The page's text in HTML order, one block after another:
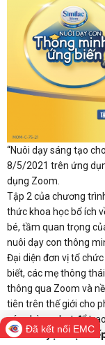
“Nuôi dạy sáng tạo
8/5/2021 trên ứng
dụng Zoom.
Tập 2 của chương
thức khoa học bổ ích
bé, tầm quan trọng
nuôi dạy con thông
Đại diện đơn vị tổ
biết, các mẹ thông
thông qua Zoom và
tiên trên thế giới cho
các phòng chat để
Trò chuyện trực
Đã kết nối EMC